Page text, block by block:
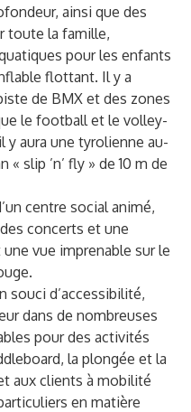
ainsi que des
toute la famille,
pour les enfants
flottant. Il y a
de BMX et des zones
le football et le volley-
y aura une tyrolienne au-
slip ’n’ fly » de 10 m de
centre social animé,
concerts et une
vue imprenable sur le
souci d’accessibilité,
dans de nombreuses
pour des activités
la plongée et la
aux clients à mobilité
en matière